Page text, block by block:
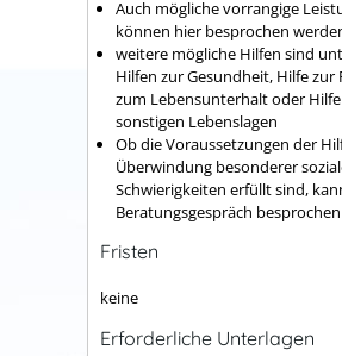
Auch mögliche vorrangige
können hier besprochen
weitere mögliche Hilfen sind
Hilfen zur Gesundheit, Hilfe zur
zum Lebensunterhalt oder
sonstigen Lebenslagen
Ob die Voraussetzungen der
Überwindung besonderer
Schwierigkeiten erfüllt sind,
Beratungsgespräch
Fristen
keine
Erforderliche Unterlagen